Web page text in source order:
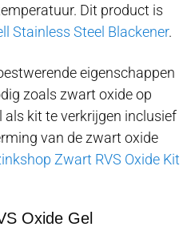
Dit product is
Stainless Steel Blackener.
eigenschappen
zoals zwart oxide op
als kit te verkrijgen inclusief
van de zwart oxide
Zwart RVS Oxide Kit
Oxide Gel